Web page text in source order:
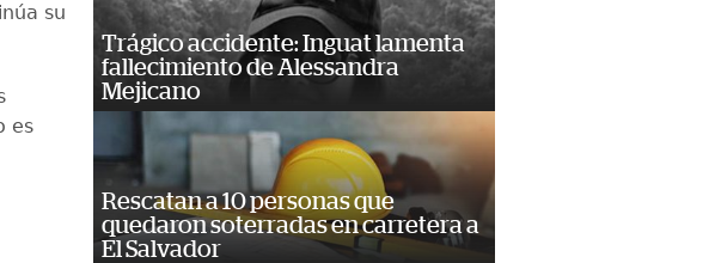
su
es
Trágico accidente: Inguat lamenta
fallecimiento de Alessandra
Mejicano
Rescatan a 10 personas que
quedaron soterradas en carretera a
El Salvador